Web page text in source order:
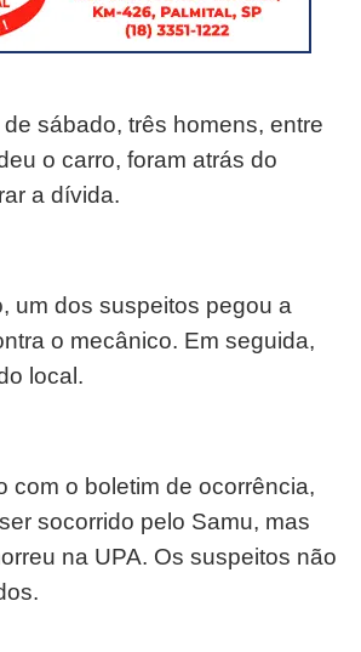
sábado, três homens, entre
o carro, foram atrás do
a dívida.
um dos suspeitos pegou a
o mecânico. Em seguida,
local.
com o boletim de ocorrência,
socorrido pelo Samu, mas
na UPA. Os suspeitos não